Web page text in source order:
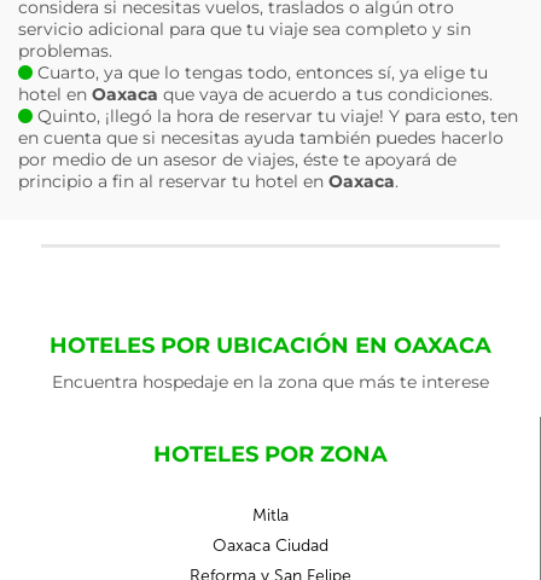
considera si necesitas vuelos, traslados o algún otro
servicio adicional para que tu viaje sea completo y sin
problemas.
Cuarto, ya que lo tengas todo, entonces sí, ya elige tu
hotel en Oaxaca que vaya de acuerdo a tus condiciones.
Quinto, ¡llegó la hora de reservar tu viaje! Y para esto, ten
en cuenta que si necesitas ayuda también puedes hacerlo
por medio de un asesor de viajes, éste te apoyará de
principio a fin al reservar tu hotel en Oaxaca.
HOTELES POR UBICACIÓN EN OAXACA
Encuentra hospedaje en la zona que más te interese
HOTELES POR ZONA
Mitla
Oaxaca Ciudad
Reforma y San Felipe